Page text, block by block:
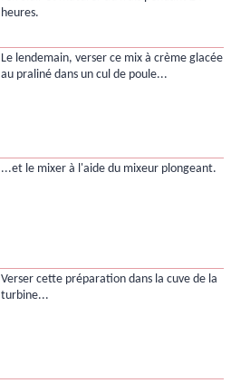
heures.
Le lendemain, verser ce mix à crème glacée
au praliné dans un cul de poule...
...et le mixer à l'aide du mixeur plongeant.
Verser cette préparation dans la cuve de la
turbine...